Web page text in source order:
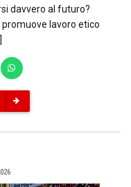
davvero al futuro?
promuove lavoro etico